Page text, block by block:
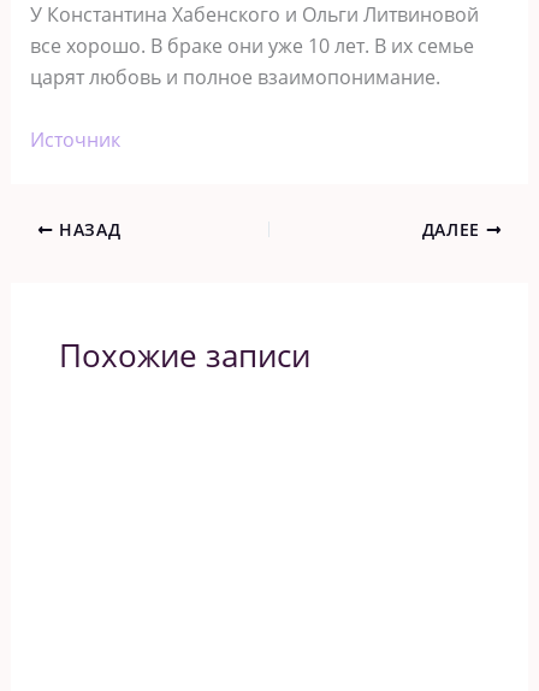
У Константина Хабенского и Ольги Литвиновой
все хорошо. В браке они уже 10 лет. В их семье
царят любовь и полное взаимопонимание.
Источник
НАЗАД ДАЛЕЕ
Похожие записи